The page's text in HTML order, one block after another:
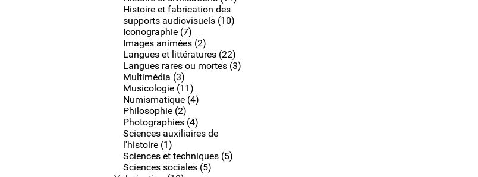
Histoire et fabrication des
supports audiovisuels (10)
Iconographie (7)
Images animées (2)
Langues et littératures (22)
Langues rares ou mortes (3)
Multimédia (3)
Musicologie (11)
Numismatique (4)
Philosophie (2)
Photographies (4)
Sciences auxiliaires de
l'histoire (1)
Sciences et techniques (5)
Sciences sociales (5)